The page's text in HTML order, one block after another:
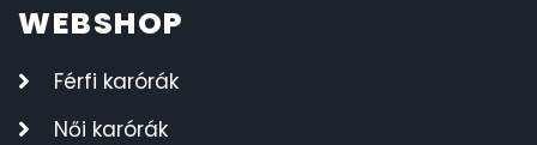
WEBSHOP
Férfi karórák
Női karórák